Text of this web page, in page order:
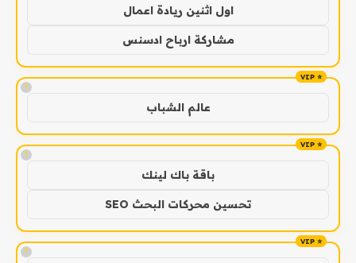
اول اثنين ريادة اعمال
مشاركة ارباح ادسنس
!
عالم الشباب
!
باقة باك لينك
تحسين محركات البحث SEO
!